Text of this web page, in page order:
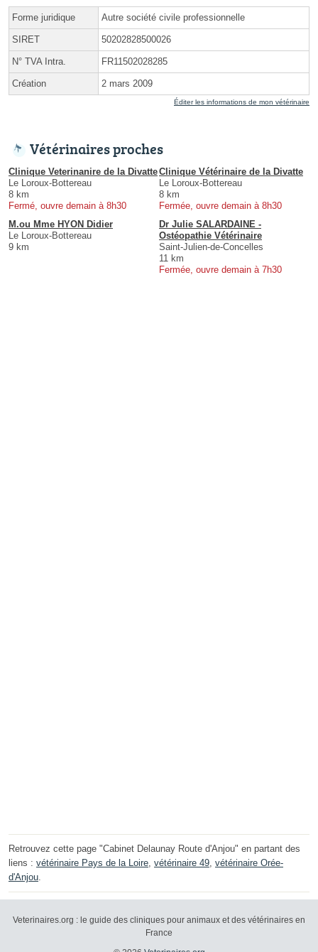
Forme juridique Autre société civile professionnelle
SIRET 50202828500026
N° TVA Intra. FR11502028285
Création 2 mars 2009
Éditer les informations de mon vétérinaire
Vétérinaires proches
Clinique Veterinanire de la Divatte
Le Loroux-Bottereau
8 km
Fermé, ouvre demain à 8h30
Clinique Vétérinaire de la Divatte
Le Loroux-Bottereau
8 km
Fermée, ouvre demain à 8h30
M.ou Mme HYON Didier
Le Loroux-Bottereau
9 km
Dr Julie SALARDAINE -
Ostéopathie Vétérinaire
Saint-Julien-de-Concelles
11 km
Fermée, ouvre demain à 7h30
Retrouvez cette page "Cabinet Delaunay Route d'Anjou" en partant des
liens : vétérinaire Pays de la Loire, vétérinaire 49, vétérinaire Orée-
d'Anjou.
Veterinaires.org : le guide des cliniques pour animaux et des vétérinaires en
France